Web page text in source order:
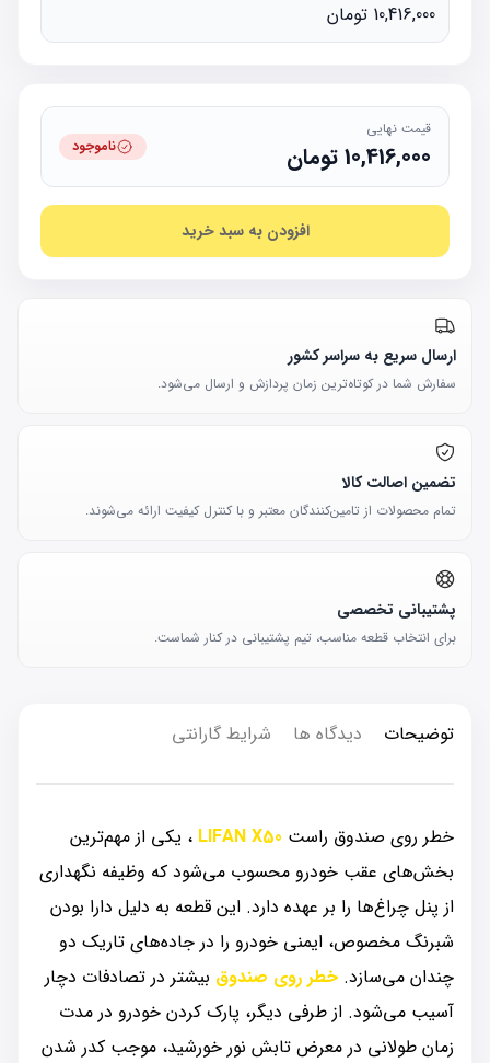
10,416,000 تومان
قیمت نهایی
10,416,000تومان ناموجود
افزودن به سبد خرید
ارسال سریع به سراسر کشور
سفارش شما در کوتاه‌ترین زمان پردازش و ارسال می‌شود.
تضمین اصالت کالا
تمام محصولات از تامین‌کنندگان معتبر و با کنترل کیفیت ارائه می‌شوند.
پشتیبانی تخصصی
برای انتخاب قطعه مناسب، تیم پشتیبانی در کنار شماست.
توضیحات دیدگاه ها شرایط گارانتی
خطر روی صندوق راست LIFAN X50 ، یکی از مهم‌ترین
بخش‌های عقب خودرو محسوب می‌شود که وظیفه نگهداری
از پنل چراغ‌ها را بر عهده دارد. این قطعه به دلیل دارا بودن
شبرنگ مخصوص، ایمنی خودرو را در جاده‌های تاریک دو
چندان می‌سازد. خطر روی صندوق بیشتر در تصادفات دچار
آسیب می‌شود. از طرفی دیگر، پارک کردن خودرو در مدت
زمان طولانی در معرض تابش نور خورشید، موجب کدر شدن